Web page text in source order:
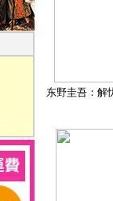
东野圭吾：解